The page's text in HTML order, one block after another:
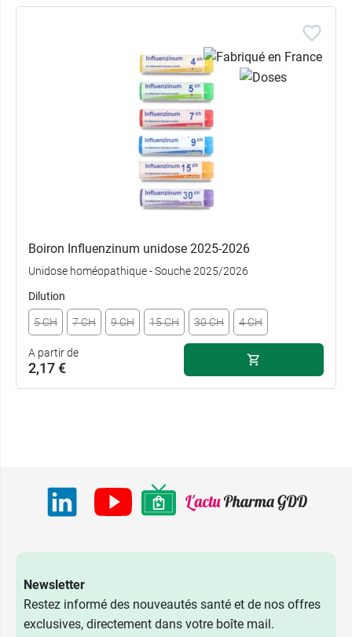
Boiron Influenzinum unidose 2025-2026
Unidose homéopathique - Souche 2025/2026
Dilution
5 CH 7 CH 9 CH 15 CH 30 CH 4 CH
A partir de
2,17 €
2,49 €
9 CH
15 CH 2,49 €
Newsletter
Restez informé des nouveautés santé et de nos offres
exclusives, directement dans votre boîte mail.